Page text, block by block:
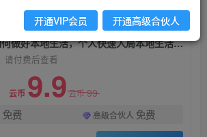
不拍视频不直播如何做好本地生活，个人快速入局本地生活必学课
请付费后查看
云币 9.9云币99
免费 高级合伙人 免费
开通VIP会员 开通高级合伙人